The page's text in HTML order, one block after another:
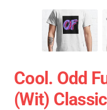
Cool. Odd
(wit)